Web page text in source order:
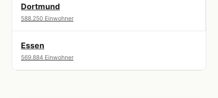
Dortmund
588.250 Einwohner
Essen
569.884 Einwohner